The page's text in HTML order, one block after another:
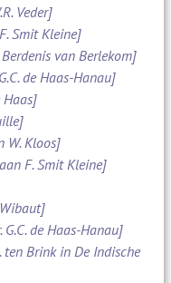
Veder]
Smit Kleine]
van Berlekom]
de Haas-Hanau]
Haas]
W. Kloos]
F. Smit Kleine]
de Haas-Hanau]
Brink in De Indische